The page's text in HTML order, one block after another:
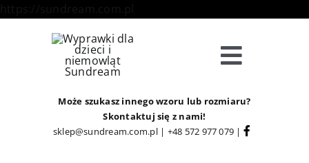
Toggle
Sklep
Może szukasz innego wzoru lub rozmiaru?
Skontaktuj się z nami!
sklep@sundream.com.pl| +48 572 977 079 |